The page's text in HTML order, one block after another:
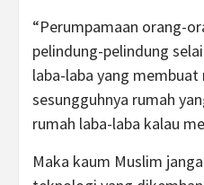
“Perumpamaan orang-
pelindung-pelindung
laba-laba yang membuat
sesungguhnya rumah
rumah laba-laba kalau
Maka kaum Muslim